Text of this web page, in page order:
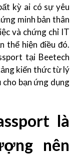
kỳ ai có sự yêu
minh bản thân
và chứng chỉ IT
thể hiện điều đó.
tại Beetech
kiến thức từ lý
bạn ứng dụng
là
nên